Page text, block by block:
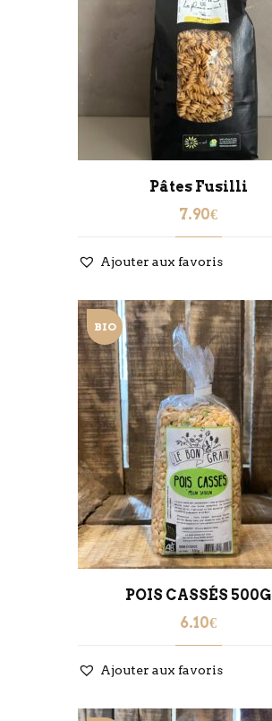
Pâtes Fusilli
7.90€
Ajouter aux favoris
BIO
POIS CASSÉS 500G
6.10€
Ajouter aux favoris